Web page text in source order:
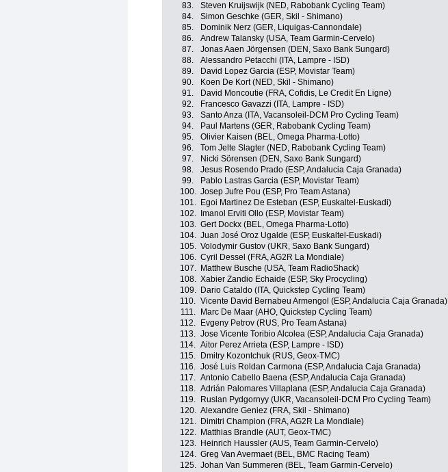
83.
Steven Kruijswijk (NED, Rabobank Cycling Team)
84.
Simon Geschke (GER, Skil - Shimano)
85.
Dominik Nerz (GER, Liquigas-Cannondale)
86.
Andrew Talansky (USA, Team Garmin-Cervelo)
87.
Jonas Aaen Jörgensen (DEN, Saxo Bank Sungard)
88.
Alessandro Petacchi (ITA, Lampre - ISD)
89.
David Lopez Garcia (ESP, Movistar Team)
90.
Koen De Kort (NED, Skil - Shimano)
91.
David Moncoutie (FRA, Cofidis, Le Credit En Ligne)
92.
Francesco Gavazzi (ITA, Lampre - ISD)
93.
Santo Anza (ITA, Vacansoleil-DCM Pro Cycling Team)
94.
Paul Martens (GER, Rabobank Cycling Team)
95.
Olivier Kaisen (BEL, Omega Pharma-Lotto)
96.
Tom Jelte Slagter (NED, Rabobank Cycling Team)
97.
Nicki Sörensen (DEN, Saxo Bank Sungard)
98.
Jesus Rosendo Prado (ESP, Andalucia Caja Granada)
99.
Pablo Lastras Garcia (ESP, Movistar Team)
100. Josep Jufre Pou (ESP, Pro Team Astana)
101.
Egoi Martinez De Esteban (ESP, Euskaltel-Euskadi)
102.
Imanol Erviti Ollo (ESP, Movistar Team)
103. Gert Dockx (BEL, Omega Pharma-Lotto)
104. Juan José Oroz Ugalde (ESP, Euskaltel-Euskadi)
105. Volodymir Gustov (UKR, Saxo Bank Sungard)
106. Cyril Dessel (FRA, AG2R La Mondiale)
107.
Matthew Busche (USA, Team RadioShack)
108. Xabier Zandio Echaide (ESP, Sky Procycling)
109.
Dario Cataldo (ITA, Quickstep Cycling Team)
110. Vicente David Bernabeu Armengol (ESP, Andalucia Caja Granada)
111.
Marc De Maar (AHO, Quickstep Cycling Team)
112.
Evgeny Petrov (RUS, Pro Team Astana)
113. Jose Vicente Toribio Alcolea (ESP, Andalucia Caja Granada)
114. Aitor Perez Arrieta (ESP, Lampre - ISD)
115.
Dmitry Kozontchuk (RUS, Geox-TMC)
116. José Luis Roldan Carmona (ESP, Andalucia Caja Granada)
117. Antonio Cabello Baena (ESP, Andalucia Caja Granada)
118. Adrián Palomares Villaplana (ESP, Andalucia Caja Granada)
119.
Ruslan Pydgornyy (UKR, Vacansoleil-DCM Pro Cycling Team)
120. Alexandre Geniez (FRA, Skil - Shimano)
121.
Dimitri Champion (FRA, AG2R La Mondiale)
122.
Matthias Brandle (AUT, Geox-TMC)
123.
Heinrich Haussler (AUS, Team Garmin-Cervelo)
124. Greg Van Avermaet (BEL, BMC Racing Team)
125. Johan Van Summeren (BEL, Team Garmin-Cervelo)